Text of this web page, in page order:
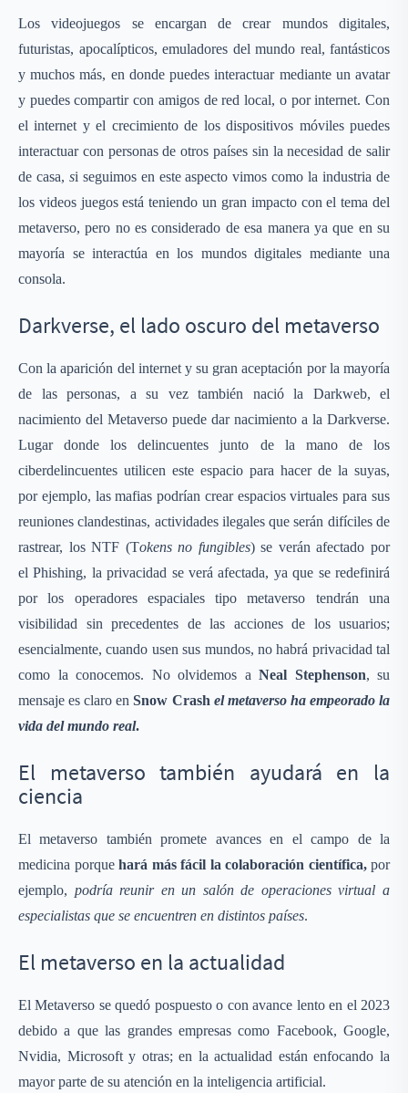
Los videojuegos se encargan de crear mundos digitales,
futuristas, apocalípticos, emuladores del mundo real, fantásticos
y muchos más, en donde puedes interactuar mediante un avatar
y puedes compartir con amigos de red local, o por internet. Con
el internet y el crecimiento de los dispositivos móviles puedes
interactuar con personas de otros países sin la necesidad de salir
de casa, si seguimos en este aspecto vimos como la industria de
los videos juegos está teniendo un gran impacto con el tema del
metaverso, pero no es considerado de esa manera ya que en su
mayoría se interactúa en los mundos digitales mediante una
consola.
Darkverse, el lado oscuro del metaverso
Con la aparición del internet y su gran aceptación por la mayoría
de las personas, a su vez también nació la Darkweb, el
nacimiento del Metaverso puede dar nacimiento a la Darkverse.
Lugar donde los delincuentes junto de la mano de los
ciberdelincuentes utilicen este espacio para hacer de la suyas,
por ejemplo, las mafias podrían crear espacios virtuales para sus
reuniones clandestinas, actividades ilegales que serán difíciles de
rastrear, los NTF (Tokens no fungibles) se verán afectado por
el Phishing, la privacidad se verá afectada, ya que se redefinirá
por los operadores espaciales tipo metaverso tendrán una
visibilidad sin precedentes de las acciones de los usuarios;
esencialmente, cuando usen sus mundos, no habrá privacidad tal
como la conocemos. No olvidemos a Neal Stephenson, su
mensaje es claro enSnow Crash el metaverso ha empeorado la
vida del mundo real.
El metaverso también ayudará en la
ciencia
El metaverso también promete avances en el campo de la
medicina porque hará más fácil la colaboración científica,por
ejemplo, podría reunir en un salón de operaciones virtual a
especialistas que se encuentren en distintos países.
El metaverso en la actualidad
El Metaverso se quedó pospuesto o con avance lento en el 2023
debido a que las grandes empresas como Facebook, Google,
Nvidia, Microsoft y otras; en la actualidad están enfocando la
mayor parte de su atención en la inteligencia artificial.